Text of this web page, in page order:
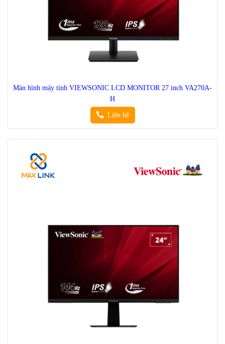
Màn hình máy tính VIEWSONIC LCD MONITOR 27 inch VA270A-
H
Liên hệ